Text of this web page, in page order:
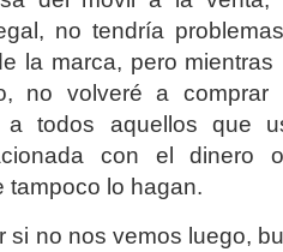
no tendría
la marca, pero
no volveré a
a todos aquellos que
con el dinero
tampoco lo hagan.
si no nos vemos luego,